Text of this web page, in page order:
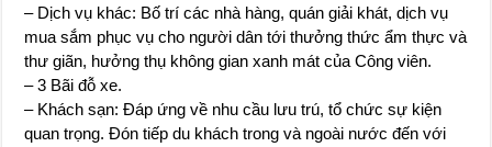
– Dịch vụ khác: Bố trí các nhà hàng, quán giải khát, dịch vụ
mua sắm phục vụ cho người dân tới thưởng thức ẩm thực và
thư giãn, hưởng thụ không gian xanh mát của Công viên.
– 3 Bãi đỗ xe.
– Khách sạn: Đáp ứng về nhu cầu lưu trú, tổ chức sự kiện
quan trọng. Đón tiếp du khách trong và ngoài nước đến với